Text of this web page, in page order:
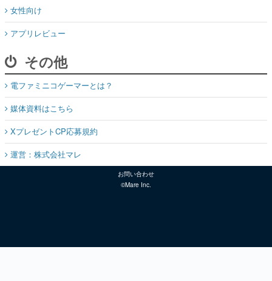
女性向け
アプリレビュー
その他
電ファミニコゲーマーとは？
媒体資料はこちら
XプレゼントCP応募規約
運営：株式会社マレ
お問い合わせ
©Mare Inc.